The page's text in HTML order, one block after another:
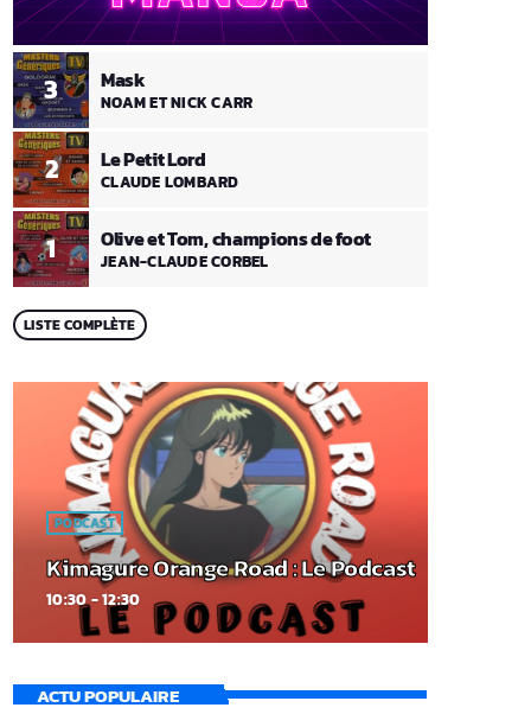
1 Olive et Tom, champions de foot
JEAN-CLAUDE CORBEL
2 Le Petit Lord
CLAUDE LOMBARD
3 Mask
NOAM ET NICK CARR
LISTE COMPLÈTE
PODCAST
Kimagure Orange Road : Le Podcast
10:30 - 12:30
ACTU POPULAIRE